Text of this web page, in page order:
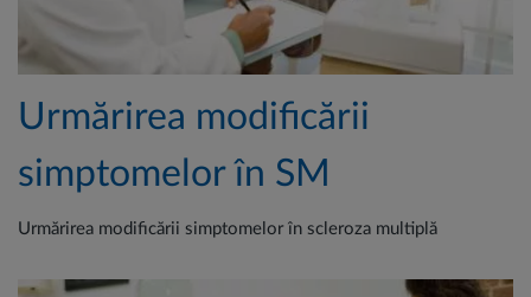
Urmărirea modificării
simptomelor în SM
Urmărirea modificării simptomelor în scleroza multiplă